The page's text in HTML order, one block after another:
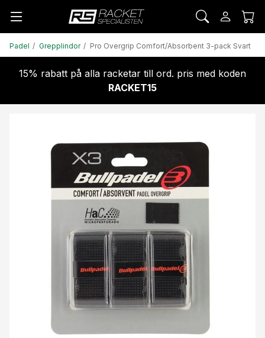
Padel Grepplindor Pro Overgrip Comfort/Absorbent 3-pack Svart
15% rabatt på alla racketar till ord. pris med koden
RACKET15